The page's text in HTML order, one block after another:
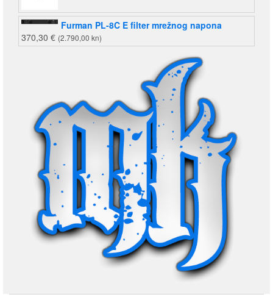
Furman PL-8C E filter mrežnog napona
370,30 € (2.790,00 kn)